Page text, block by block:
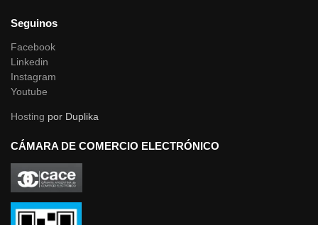
Seguinos
Facebook
Linkedin
Instagram
Youtube
Hosting por Duplika
CÁMARA DE COMERCIO ELECTRÓNICO